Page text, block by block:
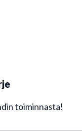
toiminnasta!